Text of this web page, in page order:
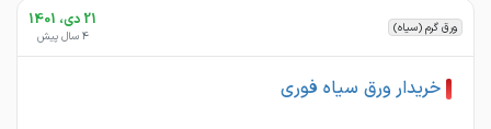
ورق گرم (سیاه) 21 دی، 1401
4 سال پیش
خریدار ورق سیاه فوری